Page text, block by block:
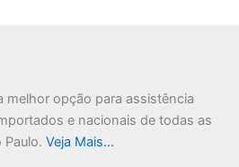
melhor opção para assistência
e nacionais de todas as
Veja Mais…